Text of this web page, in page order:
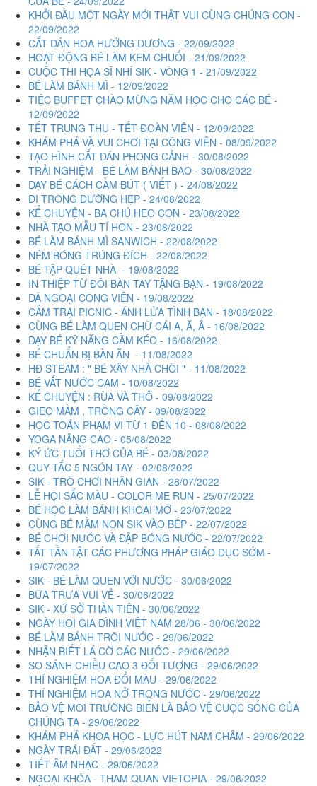
KHỞI ĐẦU MỘT NGÀY MỚI THẬT VUI CÙNG CHÚNG CON -
22/09/2022
CẮT DÁN HOA HƯỚNG DƯƠNG - 22/09/2022
HOẠT ĐỘNG BÉ LÀM KEM CHUỐI - 21/09/2022
CUỘC THI HỌA SĨ NHÍ SIK - VÒNG 1 - 21/09/2022
BÉ LÀM BÁNH MÌ - 12/09/2022
TIỆC BUFFET CHÀO MỪNG NĂM HỌC CHO CÁC BÉ -
12/09/2022
TẾT TRUNG THU - TẾT ĐOÀN VIÊN - 12/09/2022
KHÁM PHÁ VÀ VUI CHƠI TẠI CÔNG VIÊN - 08/09/2022
TẠO HÌNH CẮT DÁN PHONG CẢNH - 30/08/2022
TRẢI NGHIỆM - BÉ LÀM BÁNH BAO - 30/08/2022
DẠY BÉ CÁCH CẦM BÚT ( VIẾT ) - 24/08/2022
ĐI TRONG ĐƯỜNG HẸP - 24/08/2022
KỂ CHUYỆN - BA CHÚ HEO CON - 23/08/2022
NHÀ TẠO MẪU TÍ HON - 23/08/2022
BÉ LÀM BÁNH MÌ SANWICH - 22/08/2022
NÉM BÓNG TRÚNG ĐÍCH - 22/08/2022
BÉ TẬP QUÉT NHÀ - 19/08/2022
IN THIỆP TỪ ĐÔI BÀN TAY TẶNG BẠN - 19/08/2022
DÃ NGOẠI CÔNG VIÊN - 19/08/2022
CẮM TRẠI PICNIC - ÁNH LỬA TÌNH BẠN - 18/08/2022
CÙNG BÉ LÀM QUEN CHỮ CÁI A, Ă, Â - 16/08/2022
DẠY BÉ KỸ NĂNG CẦM KÉO - 16/08/2022
BÉ CHUẨN BỊ BÀN ĂN - 11/08/2022
HĐ STEAM : " BÉ XÂY NHÀ CHÒI " - 11/08/2022
BÉ VẮT NƯỚC CAM - 10/08/2022
KỂ CHUYỆN : RÙA VÀ THỎ - 09/08/2022
GIEO MẦM , TRỒNG CÂY - 09/08/2022
HỌC TOÁN PHẠM VI TỪ 1 ĐẾN 10 - 08/08/2022
YOGA NÂNG CAO - 05/08/2022
KÝ ỨC TUỔI THƠ CỦA BÉ - 03/08/2022
QUY TẮC 5 NGÓN TAY - 02/08/2022
SIK - TRÒ CHƠI NHÂN GIAN - 28/07/2022
LỄ HỘI SẮC MÀU - COLOR ME RUN - 25/07/2022
BÉ HỌC LÀM BÁNH KHOAI MỠ - 23/07/2022
CÙNG BÉ MẦM NON SIK VÀO BẾP - 22/07/2022
BÉ CHƠI NƯỚC VÀ ĐẬP BÓNG NƯỚC - 22/07/2022
TẤT TẦN TẬT CÁC PHƯƠNG PHÁP GIÁO DỤC SỚM -
19/07/2022
SIK - BÉ LÀM QUEN VỚI NƯỚC - 30/06/2022
BỮA TRƯA VUI VẺ - 30/06/2022
SIK - XỨ SỞ THẦN TIÊN - 30/06/2022
NGÀY HỘI GIA ĐÌNH VIỆT NAM 28/06 - 30/06/2022
BÉ LÀM BÁNH TRÔI NƯỚC - 29/06/2022
NHẬN BIẾT LÁ CỜ CÁC NƯỚC - 29/06/2022
SO SÁNH CHIỀU CAO 3 ĐỐI TƯỢNG - 29/06/2022
THÍ NGHIỆM HOA ĐỔI MÀU - 29/06/2022
THÍ NGHIỆM HOA NỞ TRONG NƯỚC - 29/06/2022
BẢO VỆ MÔI TRƯỜNG BIỂN LÀ BẢO VỆ CUỘC SỐNG CỦA
CHÚNG TA - 29/06/2022
KHÁM PHÁ KHOA HỌC - LỰC HÚT NAM CHÂM - 29/06/2022
NGÀY TRÁI ĐẤT - 29/06/2022
TIẾT ÂM NHẠC - 29/06/2022
NGOẠI KHÓA - THAM QUAN VIETOPIA - 29/06/2022